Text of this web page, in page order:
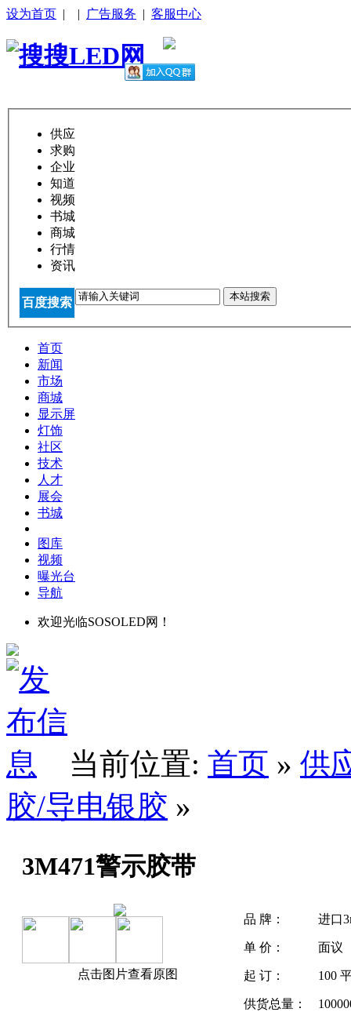
设为首页 | | 广告服务 | 客服中心
供应
求购
企业
知道
视频
书城
商城
行情
资讯
百度搜索 本站搜索
首页
新闻
市场
商城
显示屏
灯饰
社区
技术
人才
展会
书城
图库
视频
曝光台
导航
欢迎光临SOSOLED网！
当前位置: 首页 » 供
胶/导电银胶 »
3M471警示胶带
点击图片查看原图
品 牌： 进口
单 价： 面议
起 订： 100
供货总量：